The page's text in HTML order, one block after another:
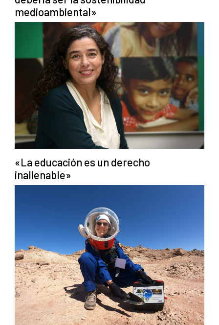
medioambiental»
«La educación es un derecho
inalienable»